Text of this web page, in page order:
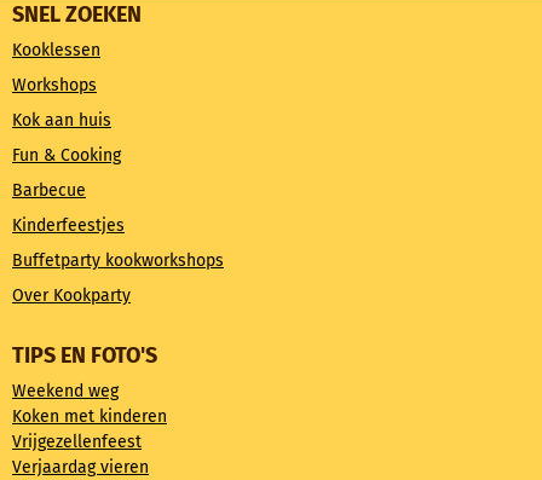
SNEL ZOEKEN
Kooklessen
Workshops
Kok aan huis
Fun & Cooking
Barbecue
Kinderfeestjes
Buffetparty kookworkshops
Over Kookparty
TIPS EN FOTO'S
Weekend weg
Koken met kinderen
Vrijgezellenfeest
Verjaardag vieren